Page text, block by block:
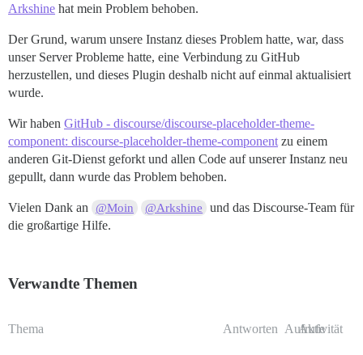
Arkshine hat mein Problem behoben.
Der Grund, warum unsere Instanz dieses Problem hatte, war, dass
unser Server Probleme hatte, eine Verbindung zu GitHub
herzustellen, und dieses Plugin deshalb nicht auf einmal aktualisiert
wurde.
Wir haben GitHub - discourse/discourse-placeholder-theme-
component: discourse-placeholder-theme-component zu einem
anderen Git-Dienst geforkt und allen Code auf unserer Instanz neu
gepullt, dann wurde das Problem behoben.
Vielen Dank an @Moin @Arkshine
und das Discourse-Team für
die großartige Hilfe.
Verwandte Themen
Thema Antworten Aufrufe
Aktivität